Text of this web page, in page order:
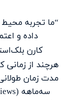
“ما تجربه محیط
داده و
کارن
مدت زمان